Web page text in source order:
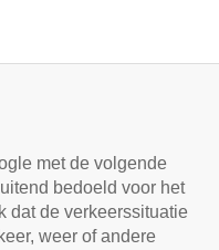
met de volgende
bedoeld voor het
dat de verkeerssituatie
weer of andere